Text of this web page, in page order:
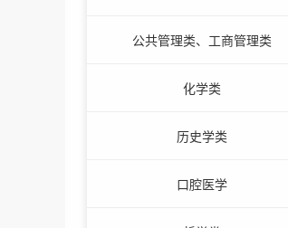
公共管理类、工商管理类
化学类
历史学类
口腔医学